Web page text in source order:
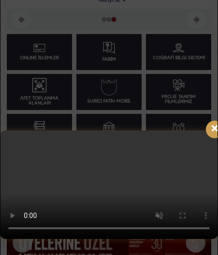
ONLINE İŞLEMLER FABİM COĞRAFİ BİLGİ SİSTEMİ
AFET TOPLANMA
ALANLARI
SURİÇİ FATİH MOBİL
PROJE TANITIM
FİLMLERİMİZ